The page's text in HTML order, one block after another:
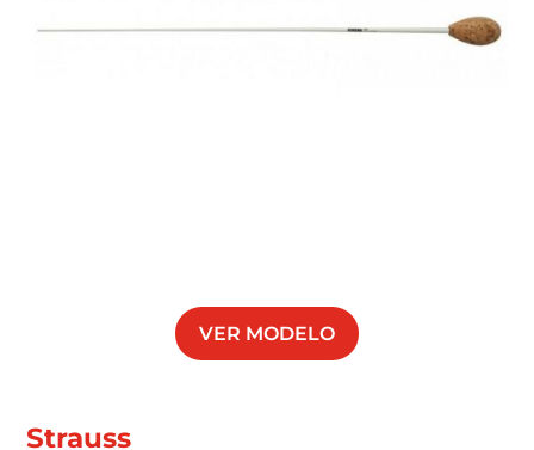
VER MODELO
Strauss